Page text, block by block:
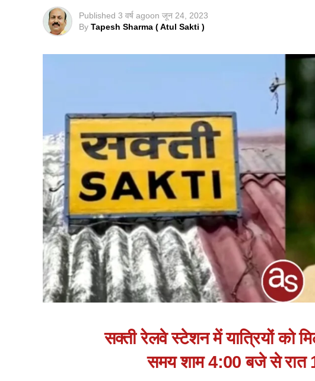
Published 3 वर्ष agoon जून 24, 2023
By Tapesh Sharma ( Atul Sakti )
सक्ती रेलवे स्टेशन में यात्रियों को
समय शाम 4:00 बजे से रात